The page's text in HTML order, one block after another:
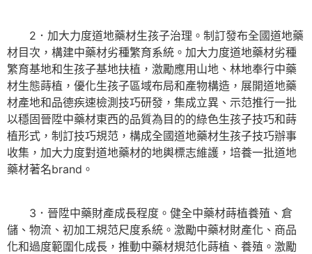
2．加大力度道地藥材生孩子治理。制訂發布全國道地藥
材目次，構建中藥材劣種繁育系統。加大力度道地藥材劣種
繁育基地和生孩子基地扶植，激勵應用山地、林地奉行中藥
材生態蒔植，優化生孩子區域布局和產物構造，展開道地藥
材產地和品德疾速檢測技巧研發，集成立異、示范推行一批
以穩固晉陞中藥材東西的品質為目的的綠色生孩子技巧和蒔
植形式，制訂技巧規范，構成全國道地藥材生孩子技巧辦事
收集，加大力度對道地藥材的地輿標志維護，培養一批道地
藥材著名brand。
3．晉陞中藥財產成長程度。健全中藥材蒔植養殖、倉
儲、物流、初加工規范尺度系統。激勵中藥材財產化、商品
化和過度範圍化成長，推動中藥材規范化蒔植、養殖。激勵